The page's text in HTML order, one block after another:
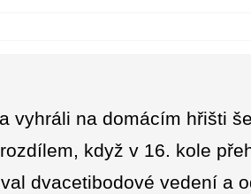
vyhráli na domácím hřišti
když v 16. kole
dvacetibodové vedení a